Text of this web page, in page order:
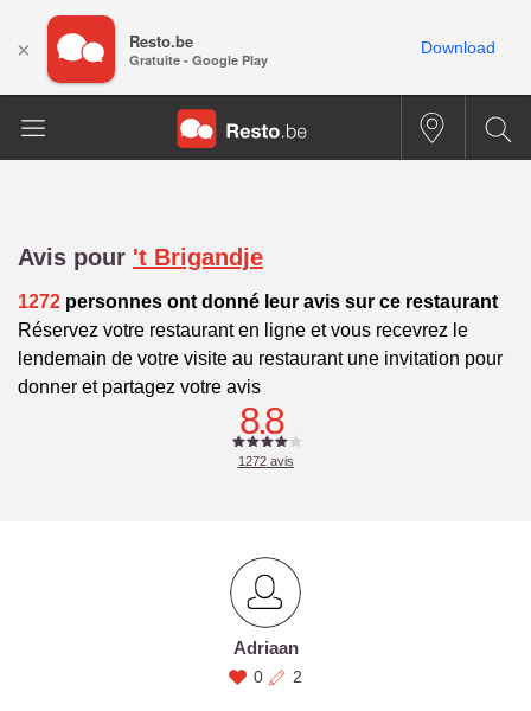
Avis pour 't Brigandje
1272 personnes ont donné leur avis sur ce restaurant
Réservez votre restaurant en ligne et vous recevrez le
lendemain de votre visite au restaurant une invitation pour
donner et partagez votre avis
8.8
1272avis
Adriaan
0 2
× Resto.be
Gratuite - Google Play
Download